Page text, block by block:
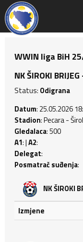
WWIN liga BiH
NK ŠIROKI
Status: Odigrana
Datum: 25.05.2026
Stadion: Pecara -
Gledalaca: 500
A1: |A2:
Delegat:
Posmatrač suđenja:
NK ŠIROKI
Izmjene